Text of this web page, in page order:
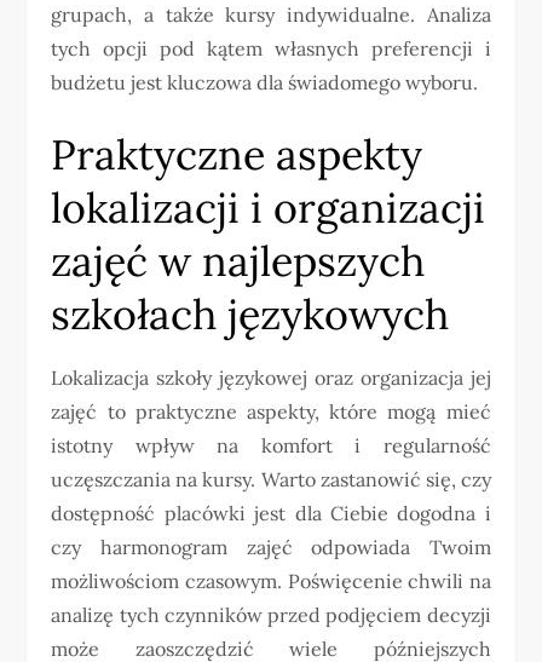
grupach, a także kursy indywidualne. Analiza
tych opcji pod kątem własnych preferencji i
budżetu jest kluczowa dla świadomego wyboru.
Praktyczne aspekty
lokalizacji i organizacji
zajęć w najlepszych
szkołach językowych
Lokalizacja szkoły językowej oraz organizacja jej
zajęć to praktyczne aspekty, które mogą mieć
istotny wpływ na komfort i regularność
uczęszczania na kursy. Warto zastanowić się, czy
dostępność placówki jest dla Ciebie dogodna i
czy harmonogram zajęć odpowiada Twoim
możliwościom czasowym. Poświęcenie chwili na
analizę tych czynników przed podjęciem decyzji
może zaoszczędzić wiele późniejszych